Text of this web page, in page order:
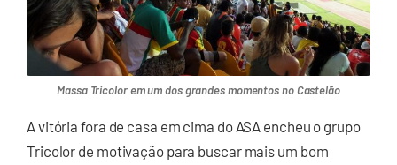
Massa Tricolor em um dos grandes momentos no Castelão
A vitória fora de casa em cima do ASA encheu o grupo
Tricolor de motivação para buscar mais um bom